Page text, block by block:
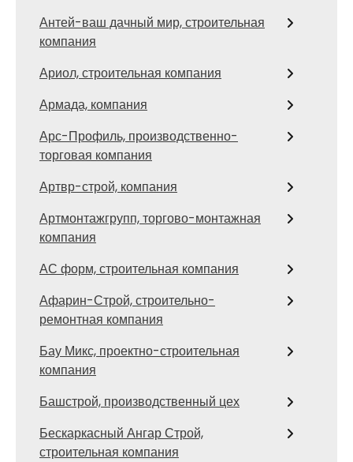
Антей-ваш дачный мир, строительная
компания
Ариол, строительная компания
Армада, компания
Арс-Профиль, производственно-
торговая компания
Артвр-строй, компания
Артмонтажгрупп, торгово-монтажная
компания
АС форм, строительная компания
Афарин-Строй, строительно-
ремонтная компания
Бау Микс, проектно-строительная
компания
Башстрой, производственный цех
Бескаркасный Ангар Строй,
строительная компания